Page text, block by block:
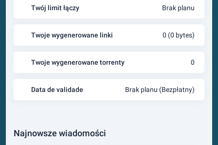
Twój limit łączy Brak planu
Twoje wygenerowane linki 0 (0 bytes)
Twoje wygenerowane torrenty 0
Data de validade Brak planu (Bezpłatny)
Najnowsze wiadomości